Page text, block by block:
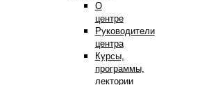
О
центре
Руководители
центра
Курсы,
программы,
лектории